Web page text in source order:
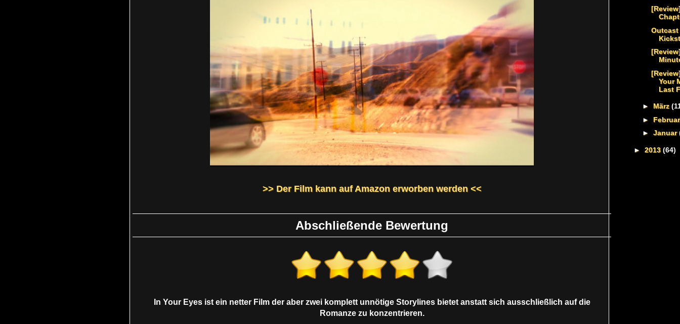
>> Der Film kann auf Amazon erworben werden <<
Abschließende Bewertung
In Your Eyes ist ein netter Film der aber zwei komplett unnötige Storylines bietet anstatt sich ausschließlich auf die
Romanze zu konzentrieren.
Outcast
Your
Last
► März
►
► Januar
► 2013(64)